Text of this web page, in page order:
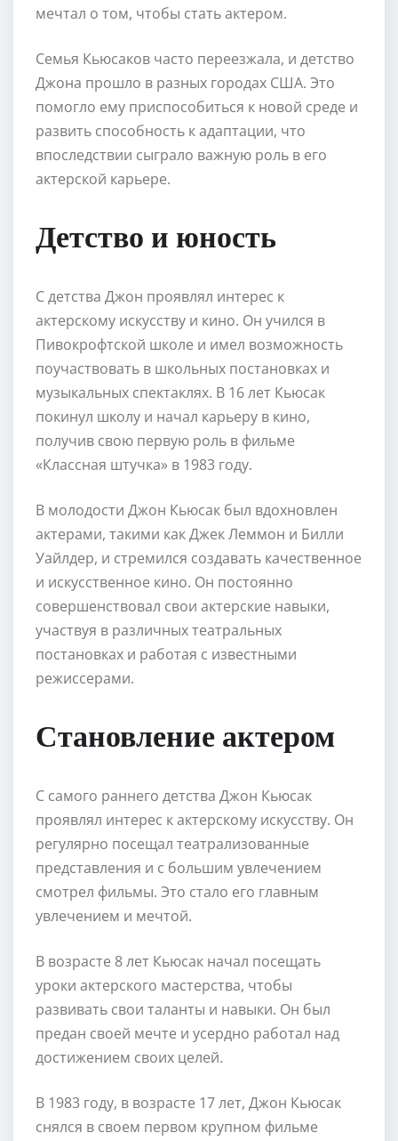
мечтал о том, чтобы стать актером.
Семья Кьюсаков часто переезжала, и детство
Джона прошло в разных городах США. Это
помогло ему приспособиться к новой среде и
развить способность к адаптации, что
впоследствии сыграло важную роль в его
актерской карьере.
Детство и юность
С детства Джон проявлял интерес к
актерскому искусству и кино. Он учился в
Пивокрофтской школе и имел возможность
поучаствовать в школьных постановках и
музыкальных спектаклях. В 16 лет Кьюсак
покинул школу и начал карьеру в кино,
получив свою первую роль в фильме
«Классная штучка» в 1983 году.
В молодости Джон Кьюсак был вдохновлен
актерами, такими как Джек Леммон и Билли
Уайлдер, и стремился создавать качественное
и искусственное кино. Он постоянно
совершенствовал свои актерские навыки,
участвуя в различных театральных
постановках и работая с известными
режиссерами.
Становление актером
С самого раннего детства Джон Кьюсак
проявлял интерес к актерскому искусству. Он
регулярно посещал театрализованные
представления и с большим увлечением
смотрел фильмы. Это стало его главным
увлечением и мечтой.
В возрасте 8 лет Кьюсак начал посещать
уроки актерского мастерства, чтобы
развивать свои таланты и навыки. Он был
предан своей мечте и усердно работал над
достижением своих целей.
В 1983 году, в возрасте 17 лет, Джон Кьюсак
снялся в своем первом крупном фильме